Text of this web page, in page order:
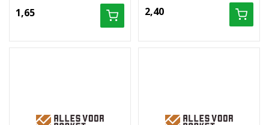
1,65 2,40